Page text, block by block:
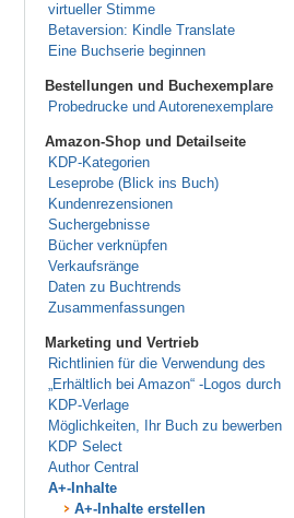
virtueller Stimme
Betaversion: Kindle Translate
Eine Buchserie beginnen
Bestellungen und Buchexemplare
Probedrucke und Autorenexemplare
Amazon-Shop und Detailseite
KDP-Kategorien
Leseprobe (Blick ins Buch)
Kundenrezensionen
Suchergebnisse
Bücher verknüpfen
Verkaufsränge
Daten zu Buchtrends
Zusammenfassungen
Marketing und Vertrieb
Richtlinien für die Verwendung des
„Erhältlich bei Amazon“ -Logos durch
KDP-Verlage
Möglichkeiten, Ihr Buch zu bewerben
KDP Select
Author Central
A+-Inhalte
A+-Inhalte erstellen